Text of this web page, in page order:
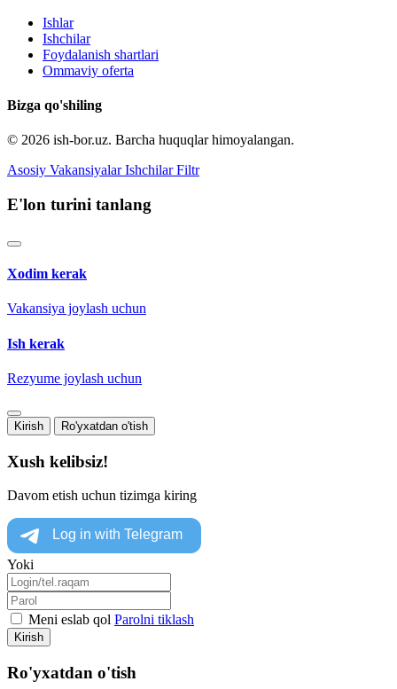
Ishlar
Ishchilar
Foydalanish shartlari
Ommaviy oferta
Bizga qo'shiling
© 2026 ish-bor.uz. Barcha huquqlar himoyalangan.
Asosiy Vakansiyalar Ishchilar Filtr
E'lon turini tanlang
Xodim kerak
Vakansiya joylash uchun
Ish kerak
Rezyume joylash uchun
Kirish Ro'yxatdan o'tish
Xush kelibsiz!
Davom etish uchun tizimga kiring
Yoki
Meni eslab qol Parolni tiklash
Kirish
Ro'yxatdan o'tish